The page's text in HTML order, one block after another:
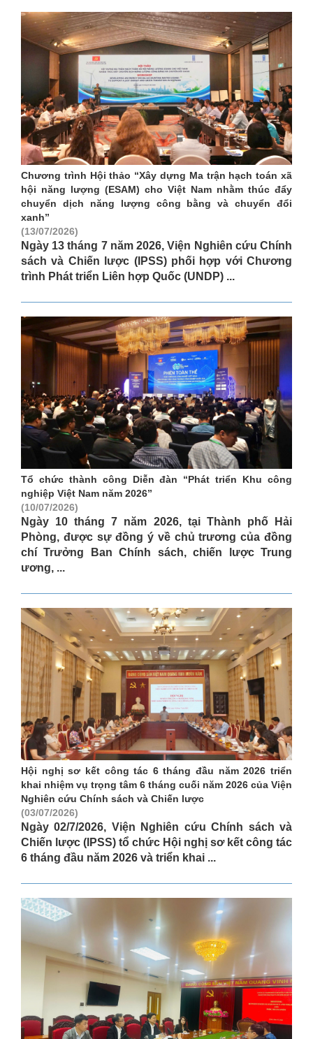
Chương trình Hội thảo “Xây dựng Ma trận hạch toán xã
hội năng lượng (ESAM) cho Việt Nam nhằm thúc đẩy
chuyển dịch năng lượng công bằng và chuyển đổi
xanh”
(13/07/2026)
Ngày 13 tháng 7 năm 2026, Viện Nghiên cứu Chính
sách và Chiến lược (IPSS) phối hợp với Chương
trình Phát triển Liên hợp Quốc (UNDP) ...
Tổ chức thành công Diễn đàn “Phát triển Khu công
nghiệp Việt Nam năm 2026”
(10/07/2026)
Ngày 10 tháng 7 năm 2026, tại Thành phố Hải
Phòng, được sự đồng ý về chủ trương của đồng
chí Trưởng Ban Chính sách, chiến lược Trung
ương, ...
Hội nghị sơ kết công tác 6 tháng đầu năm 2026 triển
khai nhiệm vụ trọng tâm 6 tháng cuối năm 2026 của Viện
Nghiên cứu Chính sách và Chiến lược
(03/07/2026)
Ngày 02/7/2026, Viện Nghiên cứu Chính sách và
Chiến lược (IPSS) tổ chức Hội nghị sơ kết công tác
6 tháng đầu năm 2026 và triển khai ...